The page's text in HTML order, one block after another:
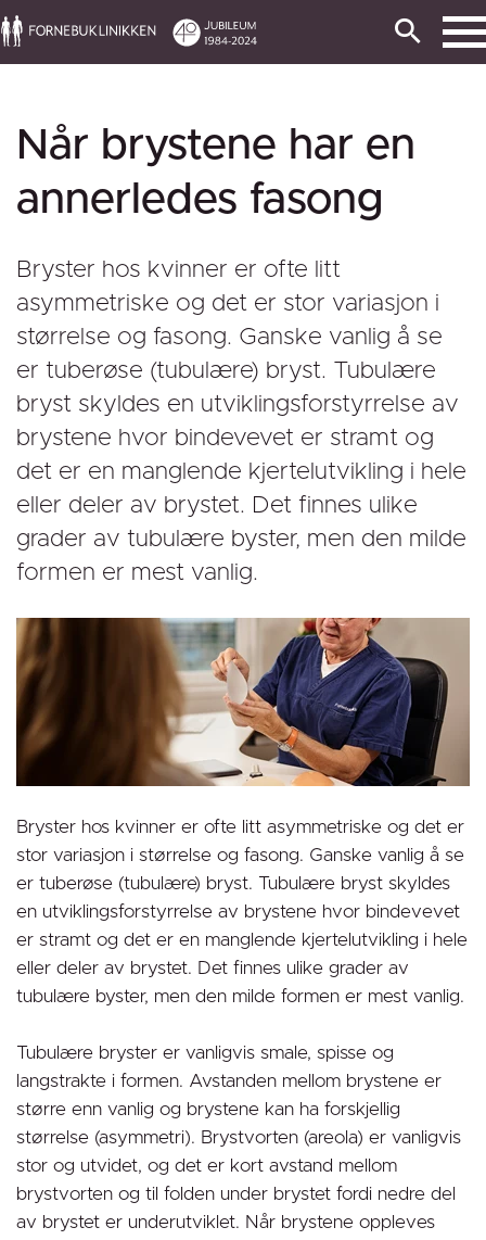
Når brystene har en
annerledes fasong
Bryster hos kvinner er ofte litt
asymmetriske og det er stor variasjon i
størrelse og fasong. Ganske vanlig å se
er tuberøse (tubulære) bryst. Tubulære
bryst skyldes en utviklingsforstyrrelse av
brystene hvor bindevevet er stramt og
det er en manglende kjertelutvikling i hele
eller deler av brystet. Det finnes ulike
grader av tubulære byster, men den milde
formen er mest vanlig.
Bryster hos kvinner er ofte litt asymmetriske og det er
stor variasjon i størrelse og fasong. Ganske vanlig å se
er tuberøse (tubulære) bryst. Tubulære bryst skyldes
en utviklingsforstyrrelse av brystene hvor bindevevet
er stramt og det er en manglende kjertelutvikling i hele
eller deler av brystet. Det finnes ulike grader av
tubulære byster, men den milde formen er mest vanlig.
Tubulære bryster er vanligvis smale, spisse og
langstrakte i formen. Avstanden mellom brystene er
større enn vanlig og brystene kan ha forskjellig
størrelse (asymmetri). Brystvorten (areola) er vanligvis
stor og utvidet, og det er kort avstand mellom
brystvorten og til folden under brystet fordi nedre del
av brystet er underutviklet. Når brystene oppleves